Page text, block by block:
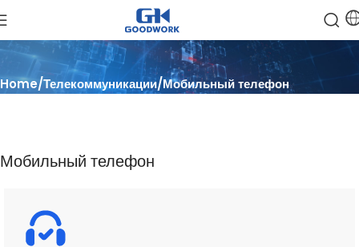
Home Телекоммуникации Мобильный телефон
Мобильный телефон